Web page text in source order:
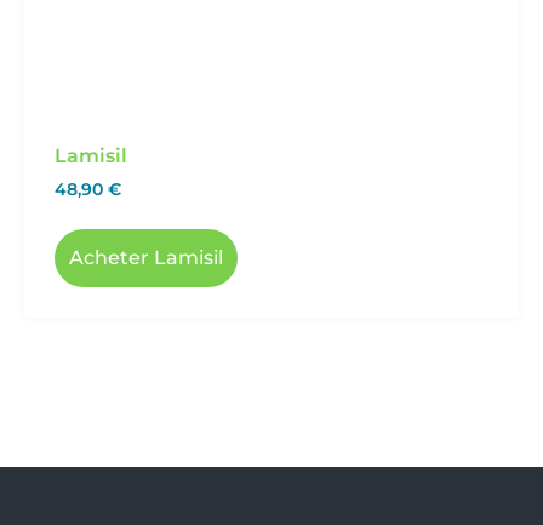
Lamisil
48,90 €
Acheter Lamisil